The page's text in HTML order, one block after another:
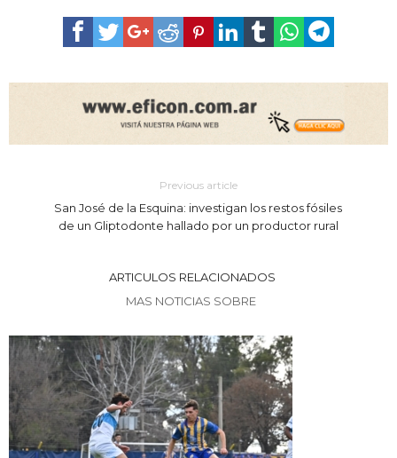
Previous article
San José de la Esquina: investigan los restos fósiles
de un Gliptodonte hallado por un productor rural
ARTICULOS RELACIONADOS
MAS NOTICIAS SOBRE